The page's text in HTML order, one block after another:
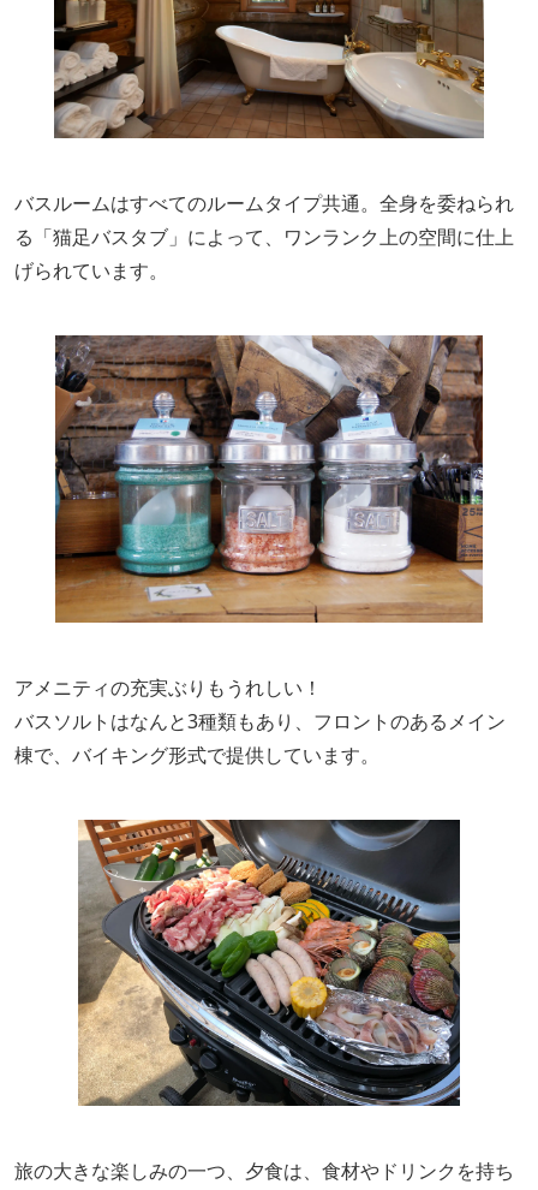
バスルームはすべてのルームタイプ共通。全身を委ねられ
る「猫足バスタブ」によって、ワンランク上の空間に仕上
げられています。
アメニティの充実ぶりもうれしい！
バスソルトはなんと3種類もあり、フロントのあるメイン
棟で、バイキング形式で提供しています。
旅の大きな楽しみの一つ、夕食は、食材やドリンクを持ち